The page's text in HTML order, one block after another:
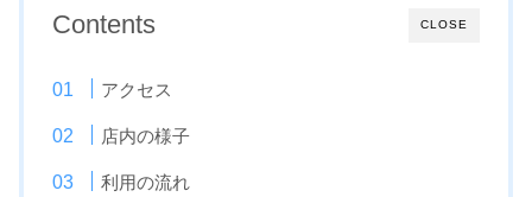
CLOSE
Contents
アクセス
店内の様子
利用の流れ